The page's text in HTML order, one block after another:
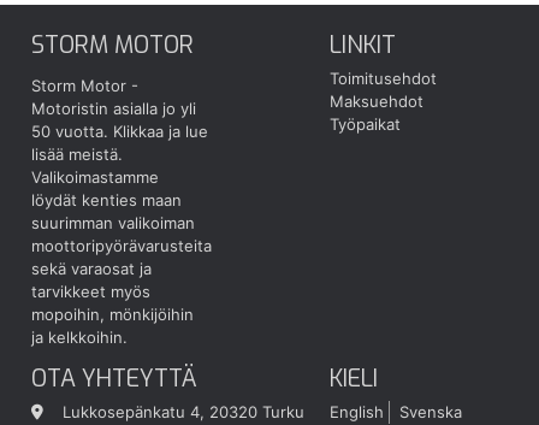
STORM MOTOR
Storm Motor -
Motoristin asialla jo yli
50 vuotta. Klikkaa ja lue
lisää meistä.
Valikoimastamme
löydät kenties maan
suurimman valikoiman
moottoripyörävarusteita
sekä varaosat ja
tarvikkeet myös
mopoihin, mönkijöihin
ja kelkkoihin.
LINKIT
Toimitusehdot
Maksuehdot
Työpaikat
OTA YHTEYTTÄ
Lukkosepänkatu 4, 20320 Turku
KIELI
English Svenska